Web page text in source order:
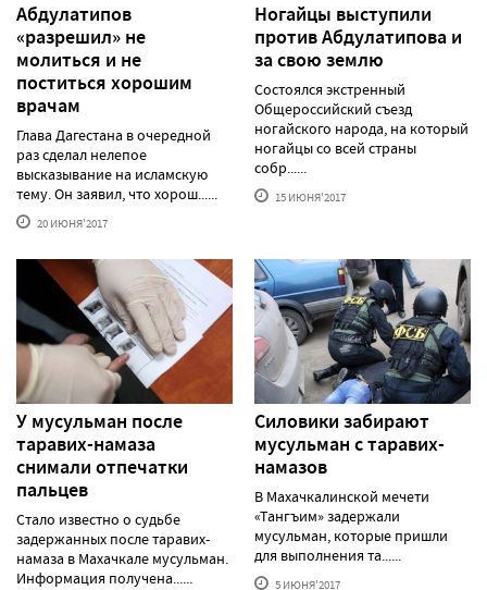
Абдулатипов
«разрешил» не
молиться и не
поститься хорошим
врачам
Глава Дагестана в очередной
раз сделал нелепое
высказывание на исламскую
тему. Он заявил, что хорош......
20 ИЮНЯ'2017
Ногайцы выступили
против Абдулатипова и
за свою землю
Состоялся экстренный
Общероссийский съезд
ногайского народа, на который
ногайцы со всей страны
собр......
15 ИЮНЯ'2017
У мусульман после
таравих-намаза
снимали отпечатки
пальцев
Стало известно о судьбе
задержанных после таравих-
намаза в Махачкале мусульман.
Информация получена......
Силовики забирают
мусульман с таравих-
намазов
В Махачкалинской мечети
«Тангъим» задержали
мусульман, которые пришли
для выполнения та......
5 ИЮНЯ'2017